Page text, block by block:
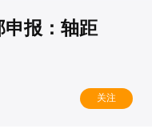
报：轴距
关注